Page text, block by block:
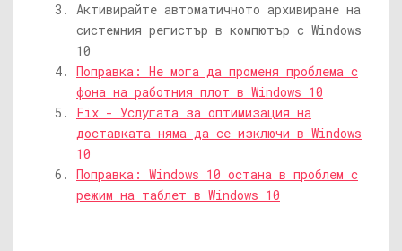
Активирайте автоматичното архивиране на
системния регистър в компютър с Windows
10
Поправка: Не мога да променя проблема с
фона на работния плот в Windows 10
Fix - Услугата за оптимизация на
доставката няма да се изключи в Windows
10
Поправка: Windows 10 остана в проблем с
режим на таблет в Windows 10